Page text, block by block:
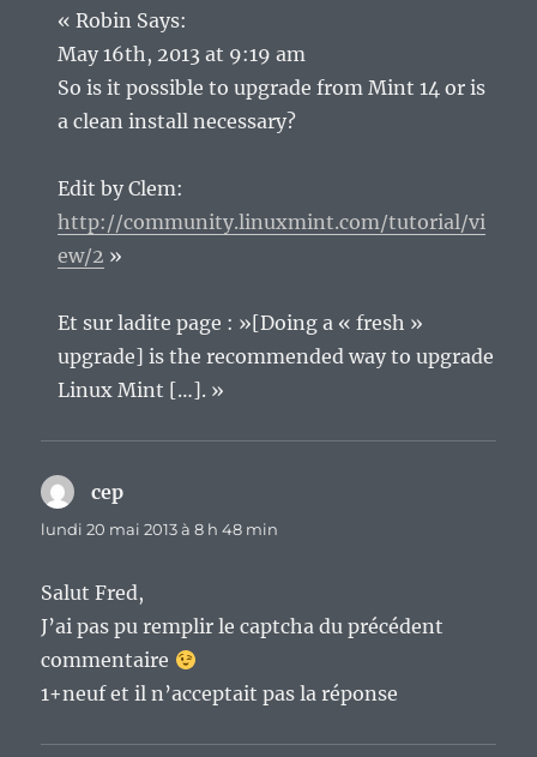
« Robin Says:
May 16th, 2013 at 9:19 am
So is it possible to upgrade from Mint 14 or is
a clean install necessary?
Edit by Clem:
http://community.linuxmint.com/tutorial/vi
ew/2 »
Et sur ladite page : »[Doing a « fresh »
upgrade] is the recommended way to upgrade
Linux Mint […]. »
cep
lundi 20 mai 2013 à 8 h 48 min
Salut Fred,
J’ai pas pu remplir le captcha du précédent
commentaire
1+neuf et il n’acceptait pas la réponse